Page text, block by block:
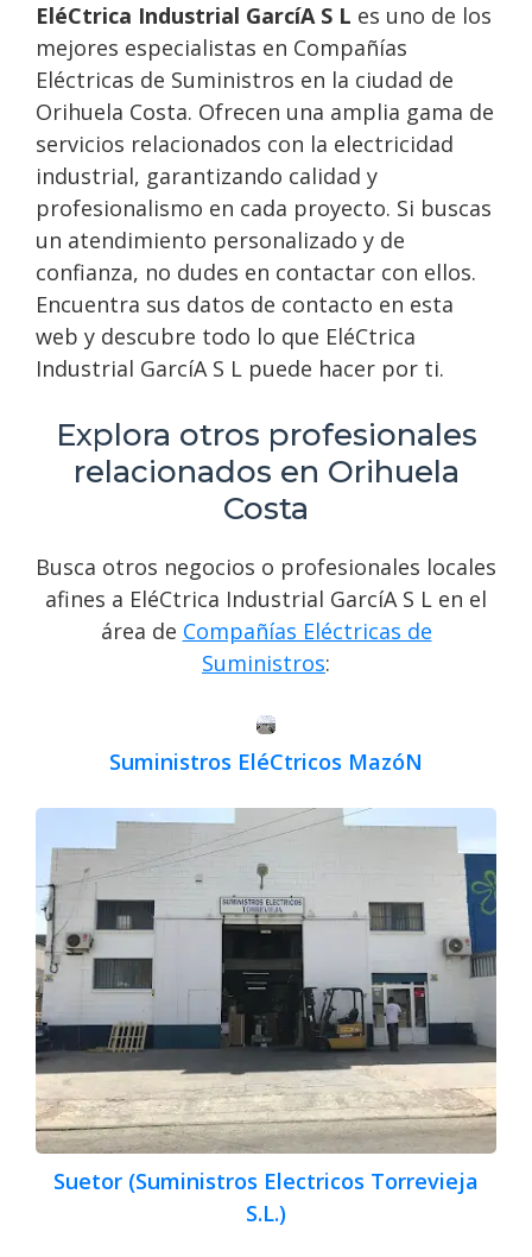
EléCtrica Industrial GarcíA S L es uno de los
mejores especialistas en Compañías
Eléctricas de Suministros en la ciudad de
Orihuela Costa. Ofrecen una amplia gama de
servicios relacionados con la electricidad
industrial, garantizando calidad y
profesionalismo en cada proyecto. Si buscas
un atendimiento personalizado y de
confianza, no dudes en contactar con ellos.
Encuentra sus datos de contacto en esta
web y descubre todo lo que EléCtrica
Industrial GarcíA S L puede hacer por ti.
Explora otros profesionales
relacionados en Orihuela
Costa
Busca otros negocios o profesionales locales
afines a EléCtrica Industrial GarcíA S L en el
área de Compañías Eléctricas de
Suministros:
Suministros EléCtricos MazóN
Suetor (Suministros Electricos Torrevieja
S.L.)